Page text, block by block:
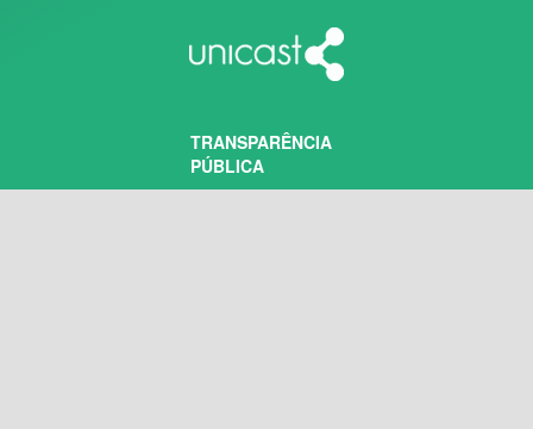
TRANSPARÊNCIA
PÚBLICA